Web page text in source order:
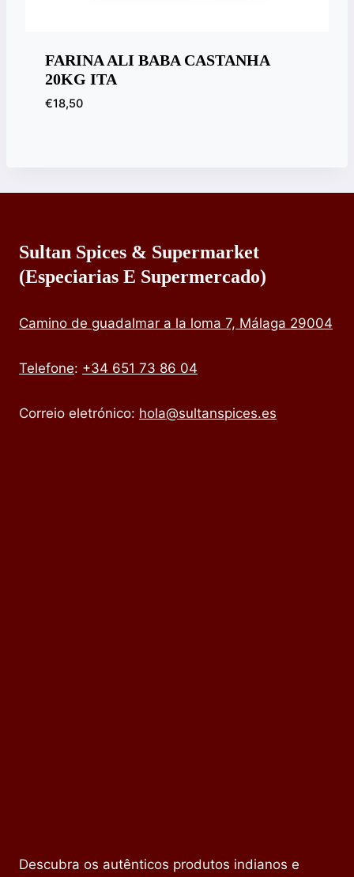
FARINA ALI BABA CASTANHA
20KG ITA
€18,50
Sultan Spices & Supermarket
(especiarias E Supermercado)
Camino de guadalmar a la loma 7, Málaga 29004
Telefone: +34 651 73 86 04
Correio eletrónico: hola@sultanspices.es
Descubra os autênticos produtos indianos e